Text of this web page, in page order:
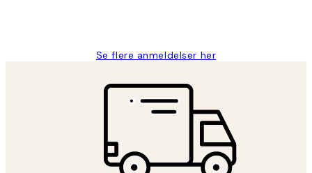
Se flere anmeldelser her